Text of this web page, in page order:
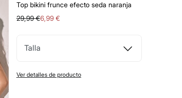
Top bikini frunce efecto seda naranja
6,99 €
29,99 €
Talla
Ver detalles de producto